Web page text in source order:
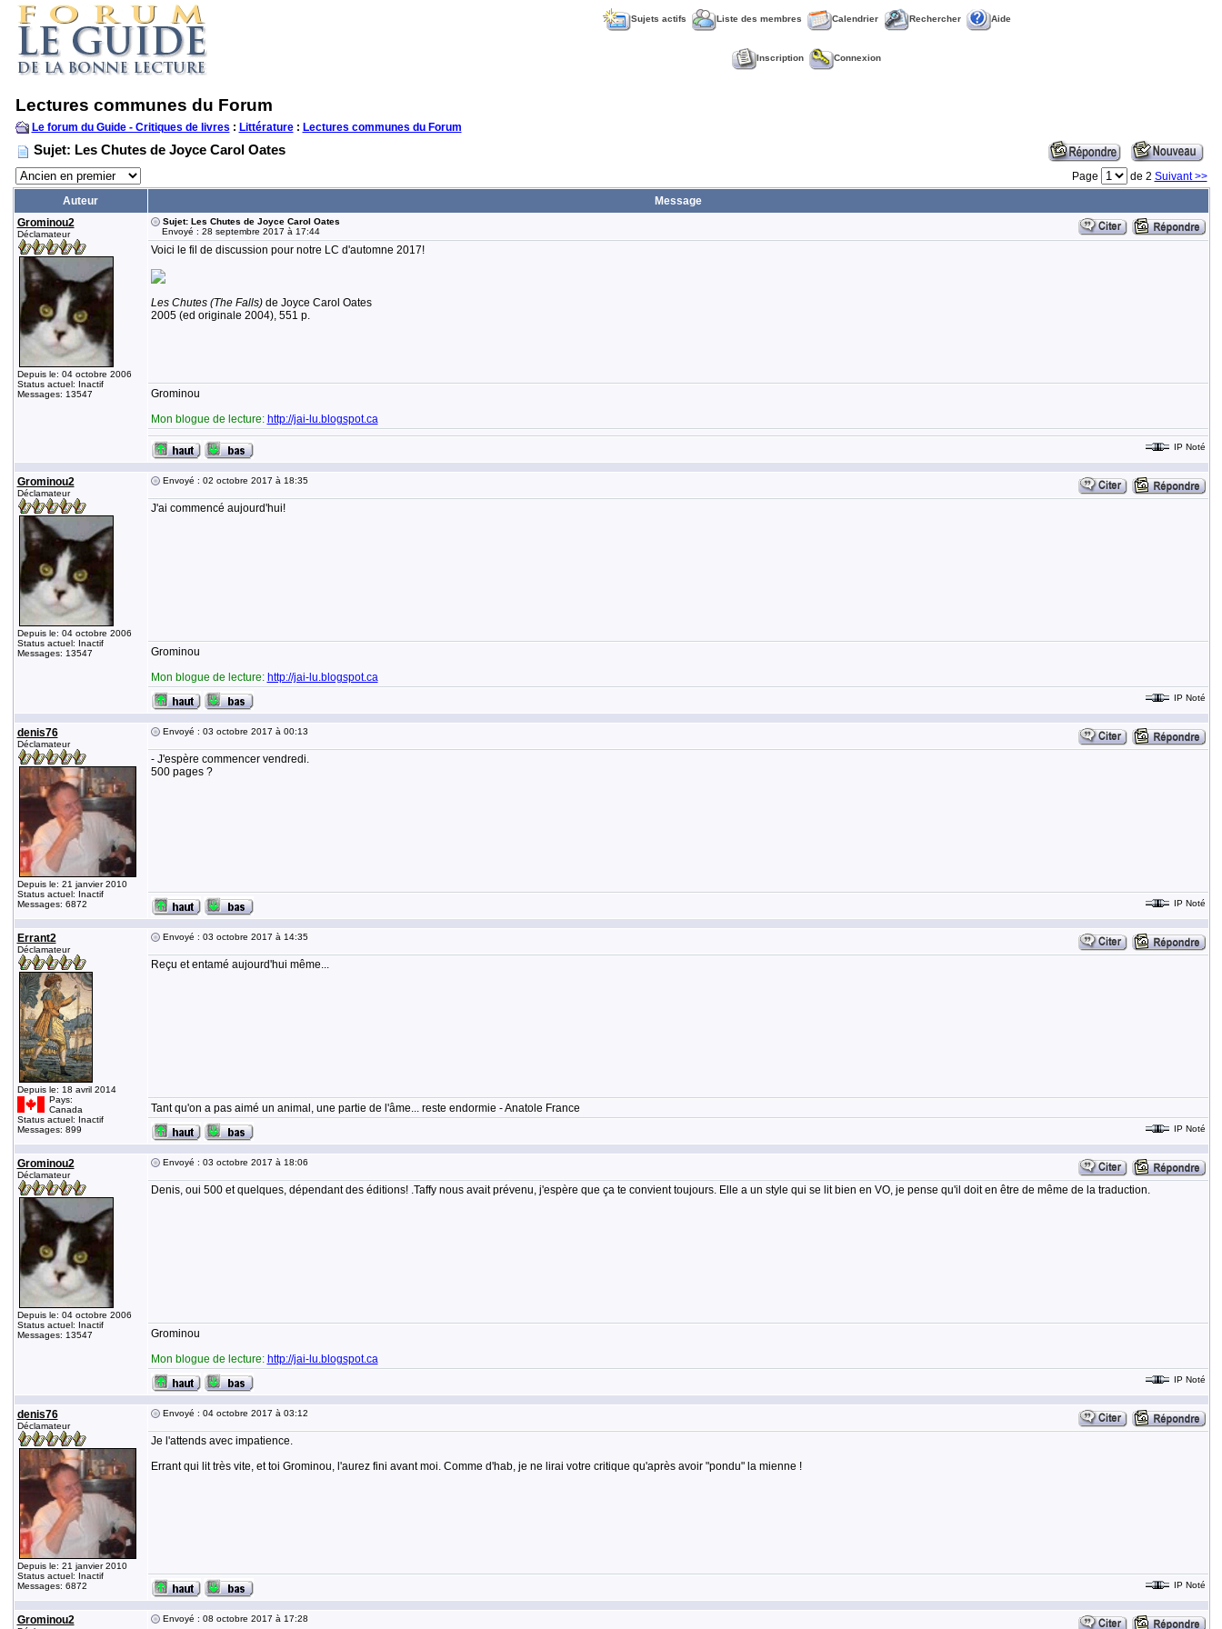
Sujets actifs Liste des membres Calendrier Rechercher Aide
Inscription Connexion
Lectures communes du Forum
Le forum du Guide - Critiques de livres : Littérature: Lectures communes du Forum
Sujet: Les Chutes de Joyce Carol Oates
Page de 2 Suivant >>
Auteur
Message
Grominou2
Déclamateur
Depuis le: 04 octobre 2006
Status actuel: Inactif
Messages: 13547
Sujet: Les Chutes de Joyce Carol Oates
Envoyé : 28 septembre 2017 à 17:44
Voici le fil de discussion pour notre LC d'automne 2017!
Les Chutes (The Falls)de Joyce Carol Oates
2005 (ed originale 2004), 551 p.
Grominou
Mon blogue de lecture: http://jai-lu.blogspot.ca
IP Noté
Grominou2
Déclamateur
Depuis le: 04 octobre 2006
Status actuel: Inactif
Messages: 13547
Envoyé : 02 octobre 2017 à 18:35
J'ai commencé aujourd'hui!
Grominou
Mon blogue de lecture: http://jai-lu.blogspot.ca
IP Noté
denis76
Déclamateur
Depuis le: 21 janvier 2010
Status actuel: Inactif
Messages: 6872
Envoyé : 03 octobre 2017 à 00:13
- J'espère commencer vendredi.
500 pages ?
IP Noté
Errant2
Déclamateur
Depuis le: 18 avril 2014
Pays:
Canada
Status actuel: Inactif
Messages: 899
Envoyé : 03 octobre 2017 à 14:35
Reçu et entamé aujourd'hui même...
Tant qu'on a pas aimé un animal, une partie de l'âme... reste endormie - Anatole France
IP Noté
Grominou2
Déclamateur
Depuis le: 04 octobre 2006
Status actuel: Inactif
Messages: 13547
Envoyé : 03 octobre 2017 à 18:06
Denis, oui 500 et quelques, dépendant des éditions! .Taffy nous avait prévenu, j'espère que ça te convient toujours. Elle a un style qui se lit bien en VO, je pense qu'il doit en être de même de la traduction.
Grominou
Mon blogue de lecture: http://jai-lu.blogspot.ca
IP Noté
denis76
Déclamateur
Depuis le: 21 janvier 2010
Status actuel: Inactif
Messages: 6872
Envoyé : 04 octobre 2017 à 03:12
Je l'attends avec impatience.
Errant qui lit très vite, et toi Grominou, l'aurez fini avant moi. Comme d'hab, je ne lirai votre critique qu'après avoir "pondu" la mienne !
IP Noté
Grominou2 Envoyé : 08 octobre 2017 à 17:28